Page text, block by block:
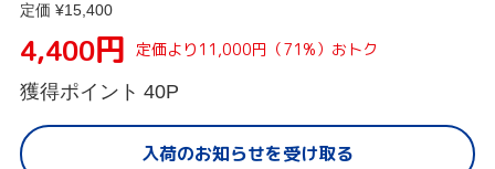
定価 ¥15,400
4,400円 定価より11,000円（71%）おトク
獲得ポイント 40P
入荷のお知らせを受け取る